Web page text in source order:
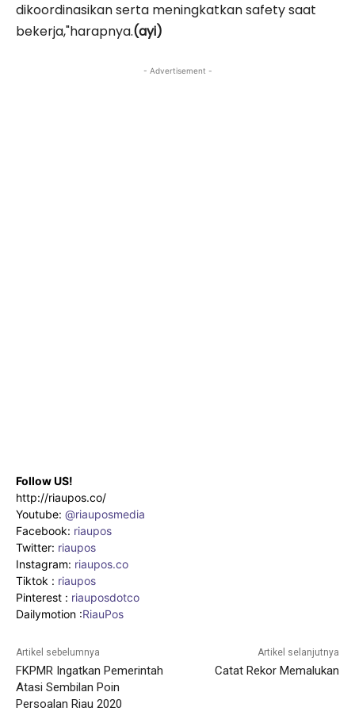
dikoordinasikan serta meningkatkan safety saat
bekerja,"harapnya.(ayi)
- Advertisement -
Follow US!
http://riaupos.co/
Youtube: @riauposmedia
Facebook: riaupos
Twitter: riaupos
Instagram: riaupos.co
Tiktok : riaupos
Pinterest : riauposdotco
Dailymotion :RiauPos
Artikel sebelumnya
FKPMR Ingatkan Pemerintah
Atasi Sembilan Poin
Persoalan Riau 2020
Artikel selanjutnya
Catat Rekor Memalukan